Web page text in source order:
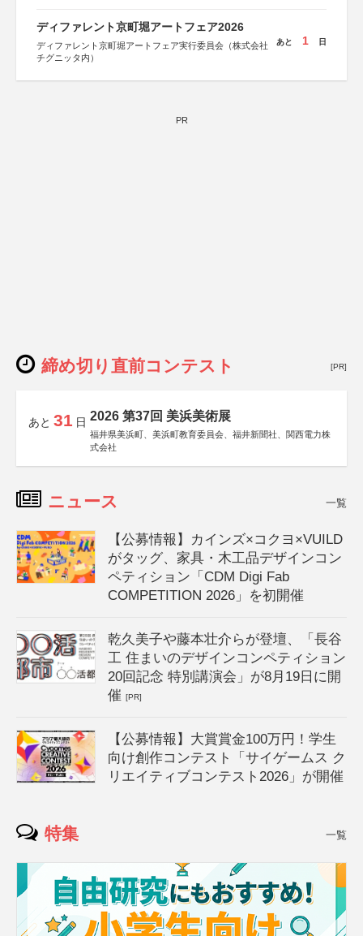
しん生命保険株式会社
ディファレント京町堀アートフェア2026
ディファレント京町堀アートフェア実行委員会（株式会社
チグニッタ内）
あと 1 日
PR
締め切り直前コンテスト [PR]
あと 31 日 2026 第37回 美浜美術展
福井県美浜町、美浜町教育委員会、福井新聞社、関西電力株
式会社
ニュース 一覧
【公募情報】カインズ×コクヨ×VUILD
がタッグ、家具・木工品デザインコン
ペティション「CDM Digi Fab
COMPETITION 2026」を初開催
乾久美子や藤本壮介らが登壇、「長谷
工 住まいのデザインコンペティション
20回記念 特別講演会」が8月19日に開
催[PR]
【公募情報】大賞賞金100万円！学生
向け創作コンテスト「サイゲームス ク
リエイティブコンテスト2026」が開催
特集 一覧